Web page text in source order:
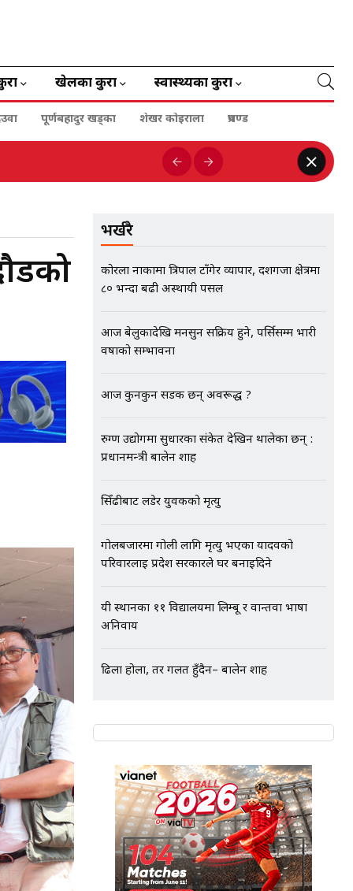
खेलका कुरा स्वास्थ्यका कुरा
पूर्णबहादुर खड्का शेखर कोइराला प्रचण्ड
भर्खरै
कोरला नाकामा त्रिपाल टाँगेर व्यापार, दशगजा क्षेत्रमा
८० भन्दा बढी अस्थायी पसल
आज बेलुकादेखि मनसुन सक्रिय हुने, पर्सिसम्म भारी
वर्षाको सम्भावना
आज कुनकुन सडक छन् अवरूद्ध ?
रुग्ण उद्योगमा सुधारका संकेत देखिन थालेका छन् :
प्रधानमन्त्री बालेन शाह
सिँढीबाट लडेर युवकको मृत्यु
गोलबजारमा गोली लागि मृत्यु भएका यादवको
परिवारलाई प्रदेश सरकारले घर बनाइदिने
यी स्थानका ११ विद्यालयमा लिम्बू र वान्तवा भाषा
अनिवार्य
ढिला होला, तर गलत हुँदैन– बालेन शाह